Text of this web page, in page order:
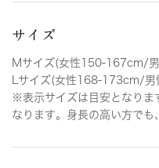
サイズ
Mサイズ(女性150-167cm/
Lサイズ(女性168-173cm/
※表示サイズは目安となりま
なります。身長の高い方でも